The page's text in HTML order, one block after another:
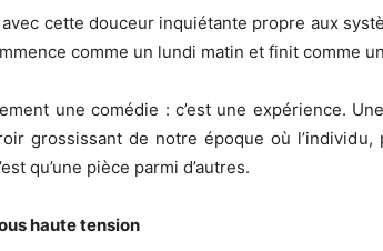
cette douceur inquiétante propre aux
comme un lundi matin et finit comme
une comédie : c’est une expérience.
grossissant de notre époque où l’individu,
qu’une pièce parmi d’autres.
haute tension